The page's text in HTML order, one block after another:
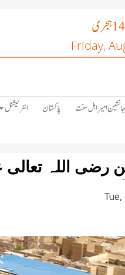
ہجری
Friday,
جانشین امیر اہل سنت پاکستان انٹرنیشنل